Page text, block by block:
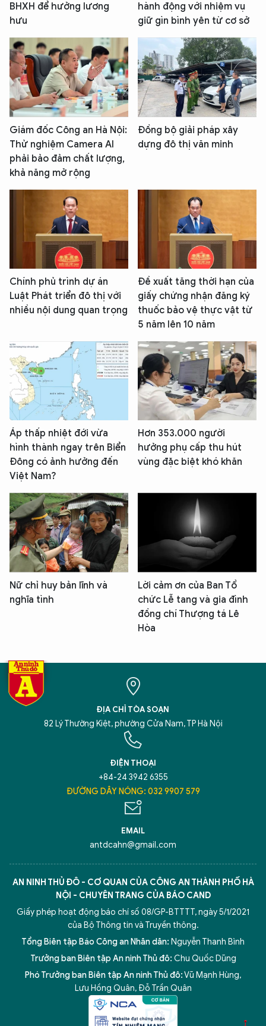
BHXH để hưởng lương
hưu
hành động với nhiệm vụ
giữ gìn bình yên từ cơ sở
Giám đốc Công an Hà Nội:
Thử nghiệm Camera AI
phải bảo đảm chất lượng,
khả năng mở rộng
Đồng bộ giải pháp xây
dựng đô thị văn minh
Chính phủ trình dự án
Luật Phát triển đô thị với
nhiều nội dung quan trọng
Đề xuất tăng thời hạn của
giấy chứng nhận đăng ký
thuốc bảo vệ thực vật từ
5 năm lên 10 năm
Áp thấp nhiệt đới vừa
hình thành ngay trên Biển
Đông có ảnh hưởng đến
Việt Nam?
Hơn 353.000 người
hưởng phụ cấp thu hút
vùng đặc biệt khó khăn
Nữ chỉ huy bản lĩnh và
nghĩa tình
Lời cảm ơn của Ban Tổ
chức Lễ tang và gia đình
đồng chí Thượng tá Lê
Hòa
ĐỊA CHỈ TÒA SOẠN
82 Lý Thường Kiệt, phường Cửa Nam, TP Hà Nội
ĐIỆN THOẠI
+84-24 3942 6355
ĐƯỜNG DÂY NÓNG: 032 9907 579
EMAIL
antdcahn@gmail.com
AN NINH THỦ ĐÔ - CƠ QUAN CỦA CÔNG AN THÀNH PHỐ HÀ
NỘI - CHUYÊN TRANG CỦA BÁO CAND
Giấy phép hoạt động báo chí số 08/GP-BTTTT, ngày 5/1/2021
của Bộ Thông tin và Truyền thông.
Tổng Biên tập Báo Công an Nhân dân: Nguyễn Thanh Bình
Trưởng ban Biên tập An ninh Thủ đô: Chu Quốc Dũng
Phó Trưởng ban Biên tập An ninh Thủ đô:Vũ Mạnh Hùng,
Lưu Hồng Quân, Đỗ Trần Quân
5 điểm nghẽn của Hà Nội giải pháp xử lý điểm nghẽn của